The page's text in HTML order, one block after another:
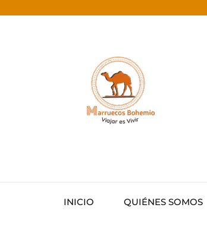
INICIO QUIÉNES SOMOS